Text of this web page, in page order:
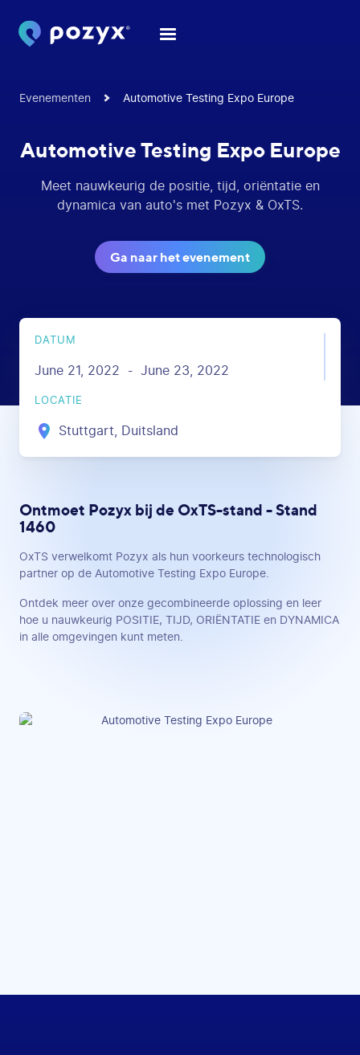
Evenementen Automotive Testing Expo Europe
Automotive Testing Expo Europe
Meet nauwkeurig de positie, tijd, oriëntatie en
dynamica van auto's met Pozyx & OxTS.
Ga naar het evenement
DATUM
June 21, 2022 - June 23, 2022
LOCATIE
Stuttgart, Duitsland
Ontmoet Pozyx bij de OxTS-stand - Stand
1460
OxTS verwelkomt Pozyx als hun voorkeurs technologisch
partner op de Automotive Testing Expo Europe.
Ontdek meer over onze gecombineerde oplossing en leer
hoe u nauwkeurig POSITIE, TIJD, ORIËNTATIE en DYNAMICA
in alle omgevingen kunt meten.